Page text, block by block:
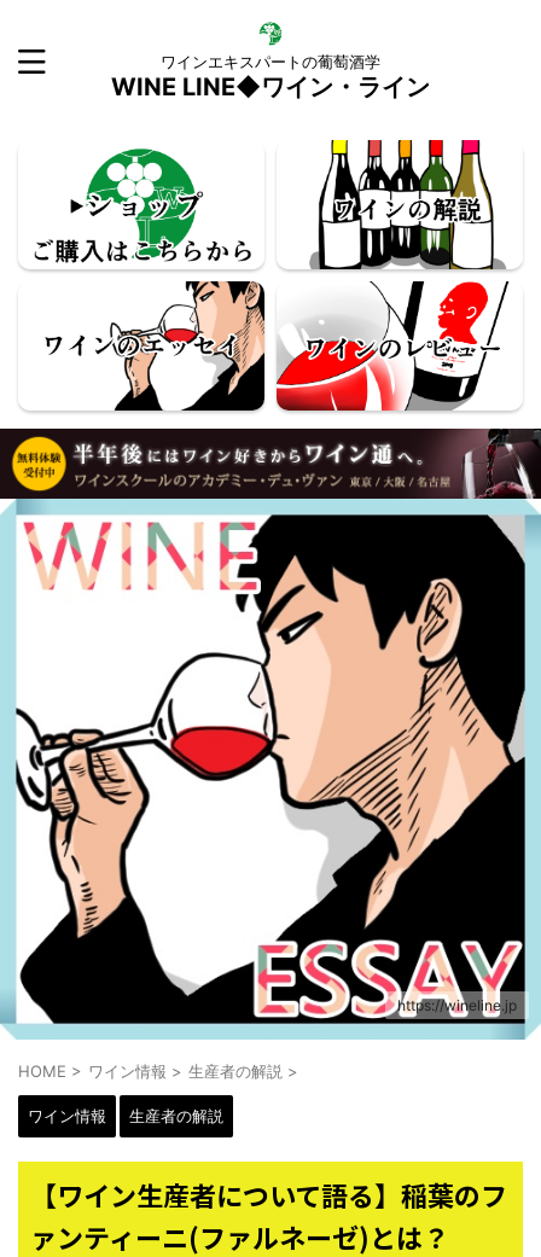
ワインエキスパートの葡萄酒学
WINE LINE◆ワイン・ライン
https://wineline.jp
HOME > ワイン情報 > 生産者の解説 >
ワイン情報 生産者の解説
【ワイン生産者について語る】稲葉のフ
ァンティーニ(ファルネーゼ)とは？